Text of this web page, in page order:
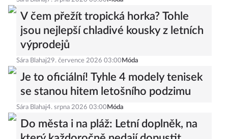
V čem přežít tropická horka? Tohle
jsou nejlepší chladivé kousky z letních
výprodejů
Sára Blahaj29. července 2026 03:00 Móda
Je to oficiální! Tyhle 4 modely tenisek
se stanou hitem letošního podzimu
Sára Blahaj4. srpna 2026 03:00 Móda
Do města i na pláž: Letní doplněk, na